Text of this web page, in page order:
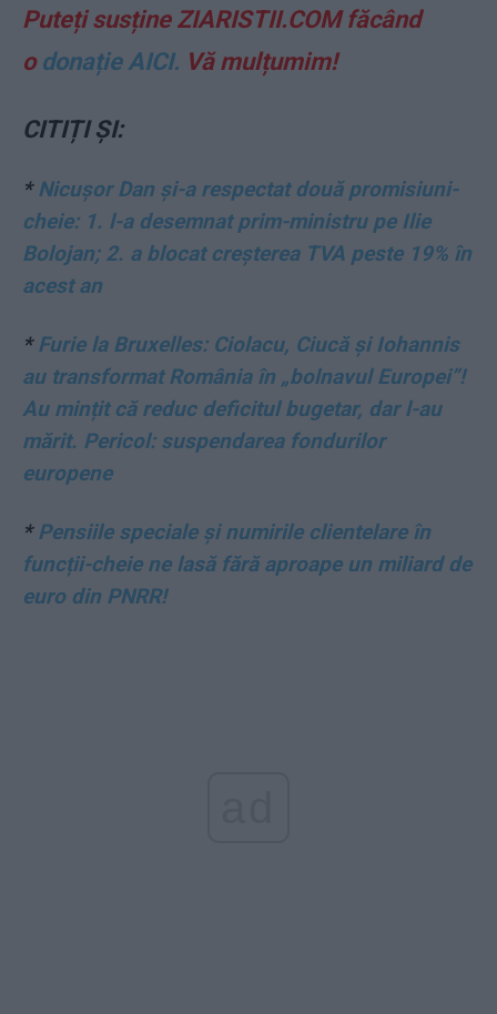
Puteți susține ZIARISTII.COM făcând
o donație AICI. Vă mulțumim!
CITIȚI ȘI:
*Nicușor Dan și-a respectat două promisiuni-
cheie: 1. l-a desemnat prim-ministru pe Ilie
Bolojan; 2. a blocat creșterea TVA peste 19% în
acest an
*Furie la Bruxelles: Ciolacu, Ciucă și Iohannis
au transformat România în „bolnavul Europei”!
Au mințit că reduc deficitul bugetar, dar l-au
mărit. Pericol: suspendarea fondurilor
europene
*Pensiile speciale și numirile clientelare în
funcții-cheie ne lasă fără aproape un miliard de
euro din PNRR!